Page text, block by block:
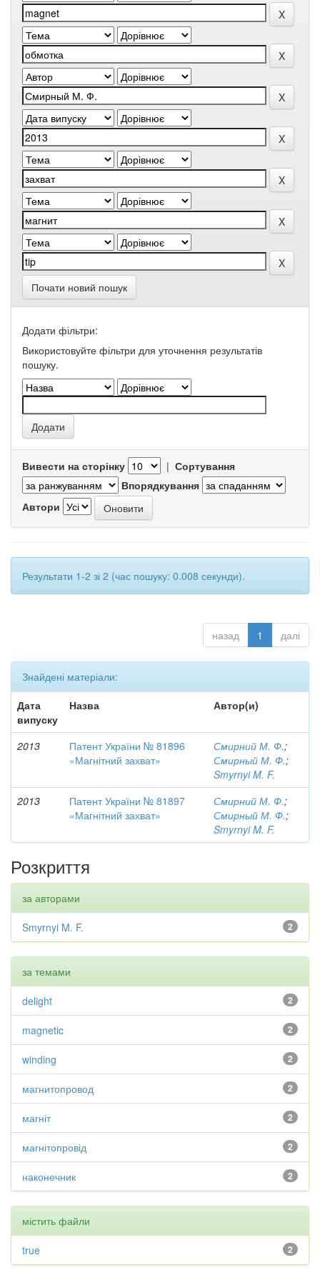
Почати новий пошук
Додати фільтри:
Використовуйте фільтри для уточнення результатів
пошуку.
Вивести на сторінку | Сортування
Впорядкування
Автори
Результати 1-2 зі 2 (час пошуку: 0.008 секунди).
назад 1 далі
Знайдені матеріали:
Дата
випуску
Назва Автор(и)
2013
Патент України № 81896
«Магнітний захват»
Смирний М. Ф.;
Смирный М. Ф.;
Smyrnyi M. F.
2013
Патент України № 81897
«Магнітний захват»
Смирний М. Ф.;
Смирный М. Ф.;
Smyrnyi M. F.
Розкриття
за авторами
2
Smyrnyi M. F.
за темами
2
delight
2
magnetic
2
winding
2
магнитопровод
2
магніт
2
магнітопровід
2
наконечник
містить файли
2
true